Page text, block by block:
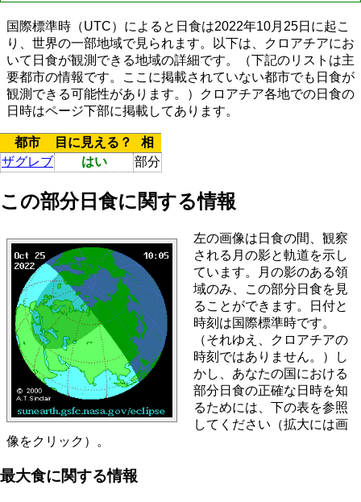
国際標準時（UTC）によると日食は2022年10月25日に起こ
り、世界の一部地域で見られます。以下は、クロアチアにお
いて日食が観測できる地域の詳細です。（下記のリストは主
要都市の情報です。ここに掲載されていない都市でも日食が
観測できる可能性があります。）クロアチア各地での日食の
日時はページ下部に掲載してあります。
都市 目に見える？
相
ザグレブ
はい 部分
この部分日食に関する情報
左の画像は日食の間、観察
される月の影と軌道を示し
ています。月の影のある領
域のみ、この部分日食を見
ることができます。日付と
時刻は国際標準時です。
（それゆえ、クロアチアの
時刻ではありません。）し
かし、あなたの国における
部分日食の正確な日時を知
るためには、下の表を参照
してください（拡大には画
像をクリック）。
最大食に関する情報